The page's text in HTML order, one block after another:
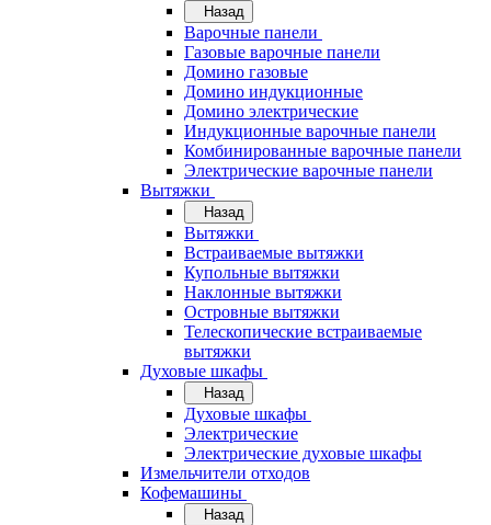
Назад
Варочные панели
Газовые варочные панели
Домино газовые
Домино индукционные
Домино электрические
Индукционные варочные панели
Комбинированные варочные панели
Электрические варочные панели
Вытяжки
Назад
Вытяжки
Встраиваемые вытяжки
Купольные вытяжки
Наклонные вытяжки
Островные вытяжки
Телескопические встраиваемые
вытяжки
Духовые шкафы
Назад
Духовые шкафы
Электрические
Электрические духовые шкафы
Измельчители отходов
Кофемашины
Назад